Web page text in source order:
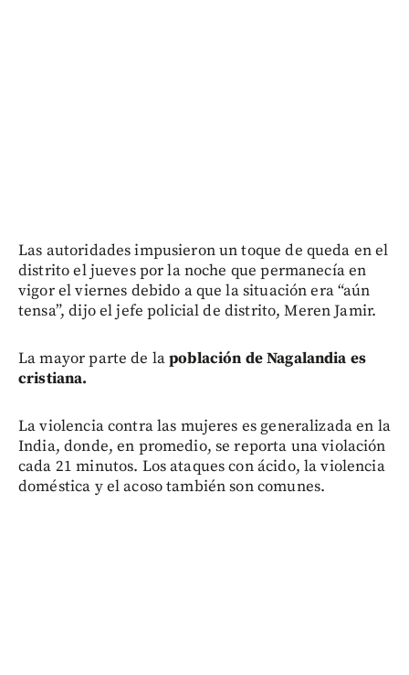
Las autoridades impusieron un toque de queda en el
distrito el jueves por la noche que permanecía en
vigor el viernes debido a que la situación era “aún
tensa”, dijo el jefe policial de distrito, Meren Jamir.
La mayor parte de lapoblación de Nagalandia es
cristiana.
La violencia contra las mujeres es generalizada en la
India, donde, en promedio, se reporta una violación
cada 21 minutos. Los ataques con ácido, la violencia
doméstica y el acoso también son comunes.